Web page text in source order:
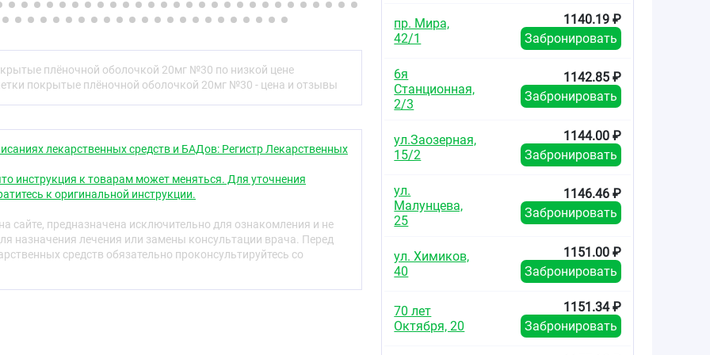
мг0,90 мг 1,35 мг
мг2,00 мг 3,00 мг
оболочкой содержит:
30мг 40мг
мг 31,25 мг 41,66 мг
20,83 мг 31,25 мг 41,66 мг)
179,75 мг 269,62 мг 359,50 мг
160,00 мг
плёночной оболочкой 20мг №30 по низкой цене
покрытые плёночной оболочкой 20мг №30 - цена и отзывы
лекарственных средств и БАДов: Регистр Лекарственных
инструкция к товарам может меняться. Для уточнения
к оригинальной инструкции.
сайте, предназначена исключительно для ознакомления и не
назначения лечения или замены консультации врача. Перед
средств обязательно проконсультируйтесь со
пр. Мира,
42/1
1140.19 ₽
Забронировать
6я
Станционная,
2/3
1142.85 ₽
Забронировать
ул.Заозерная,
15/2
1144.00 ₽
Забронировать
ул.
Малунцева,
25
1146.46 ₽
Забронировать
ул. Химиков,
40
1151.00 ₽
Забронировать
70 лет
Октября, 20
1151.34 ₽
Забронировать